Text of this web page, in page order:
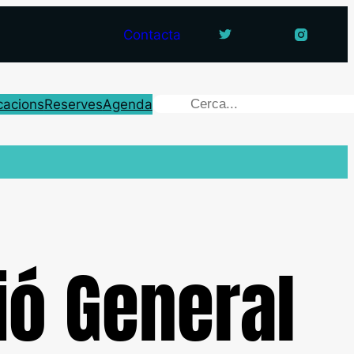
Contacta
ReservesAgenda
General